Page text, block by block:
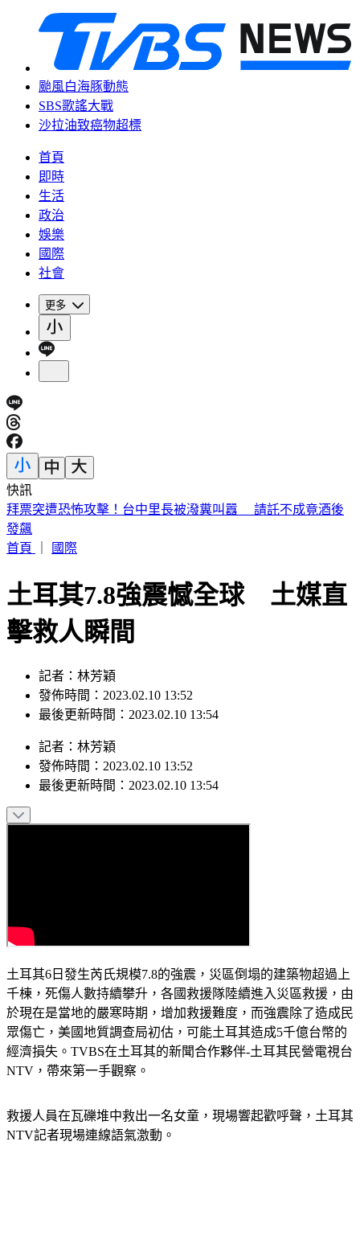
颱風白海豚動態
SBS歌謠大戰
沙拉油致癌物超標
首頁
即時
生活
政治
娛樂
國際
社會
更多
快訊
北市6旬老姊姊大街狂毆56歲弟 背後心酸原因曝
首頁
土耳其7.8強震憾全球 土媒直
擊救人瞬間
發佈時間：2023.02.10 13:52
最後更新時間：2023.02.10 13:54
發佈時間：2023.02.10 13:52
最後更新時間：2023.02.10 13:54
千棟，死傷人數持續攀升，各國救援隊陸續進入災區救援，由
於現在是當地的嚴寒時期，增加救援難度，而強震除了造成民
眾傷亡，美國地質調查局初估，可能土耳其造成5千億台幣的
經濟損失。TVBS在土耳其的新聞合作夥伴-土耳其民營電視台
NTV，帶來第一手觀察。
NTV記者現場連線語氣激動。